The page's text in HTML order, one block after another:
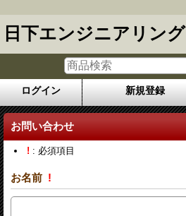
日下エンジニアリング
ログイン 新規登録
お問い合わせ
! : 必須項目
お名前 !